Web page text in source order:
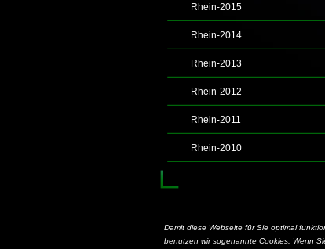
Rhein-2015
Rhein-2014
Rhein-2013
Rhein-2012
Rhein-2011
Rhein-2010
Damit diese Webseite für Sie optimal
benutzen wir sogenannte Cookies. Wenn